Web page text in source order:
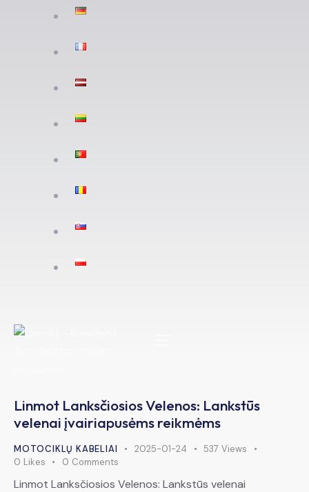
Linmot Lanksčiosios Velenos: Lankstūs
velenai įvairiapusėms reikmėms
MOTOCIKLŲ KABELIAI 2025-01-24 537 Views
0 Likes 0 Comments
Linmot Lanksčiosios Velenos: Lankstūs velenai